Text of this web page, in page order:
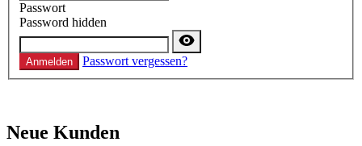
Passwort
Password hidden
Anmelden Passwort vergessen?
Neue Kunden